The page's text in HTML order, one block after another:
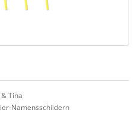
Tina
Namensschildern